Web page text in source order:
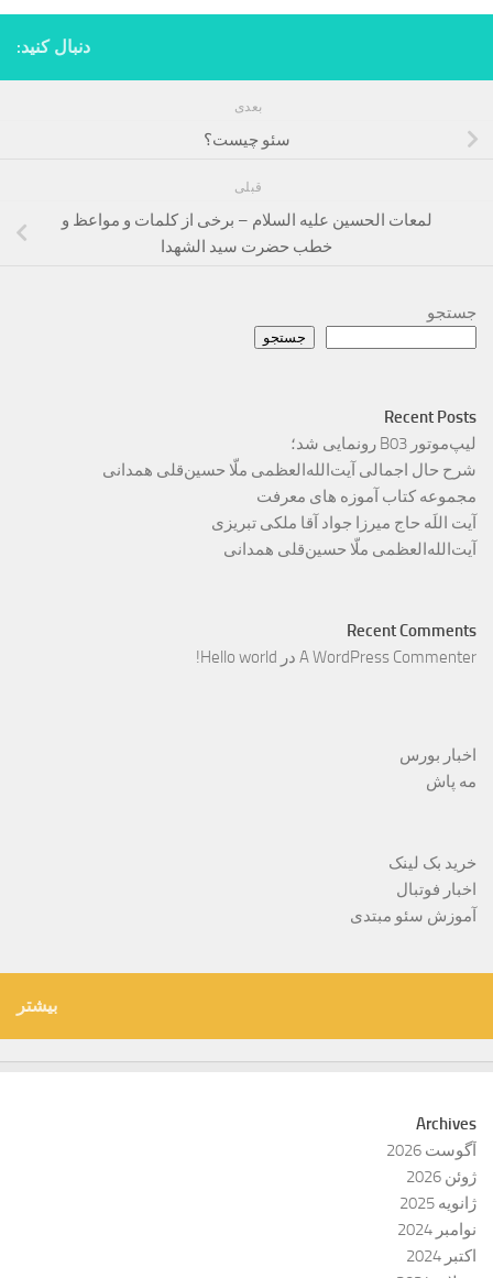
دنبال کنید:
بعدی
سئو چیست؟
قبلی
لمعات الحسین علیه السلام – برخی از کلمات و مواعظ و
خطب حضرت سید الشهدا
جستجو
جستجو
Recent Posts
لیپ‌موتور B03 رونمایی شد؛
شرح حال اجمالی آیت‌الله‌العظمی ملّا حسین‌قلی همدانی
مجموعه کتاب آموزه های معرفت
آیت اللَه حاج میرزا جواد آقا ملکی تبریزی
آیت‌الله‌العظمی ملّا حسین‌قلی همدانی
Recent Comments
A WordPress Commenter در Hello world!
اخبار بورس
مه پاش
خرید بک لینک
اخبار فوتبال
آموزش سئو مبتدی
بیشتر
Archives
آگوست 2026
ژوئن 2026
ژانویه 2025
نوامبر 2024
اکتبر 2024